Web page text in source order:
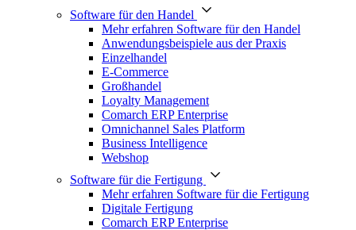
Software für den Handel
Mehr erfahren Software für den Handel
Anwendungsbeispiele aus der Praxis
Einzelhandel
E-Commerce
Großhandel
Loyalty Management
Comarch ERP Enterprise
Omnichannel Sales Platform
Business Intelligence
Webshop
Software für die Fertigung
Mehr erfahren Software für die Fertigung
Digitale Fertigung
Comarch ERP Enterprise